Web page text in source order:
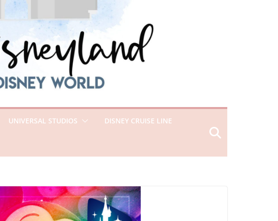
UNIVERSAL STUDIOS DISNEY CRUISE LINE